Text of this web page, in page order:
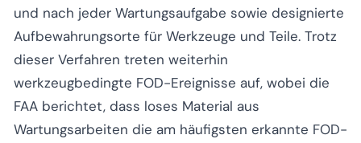
und nach jeder Wartungsaufgabe sowie designierte
Aufbewahrungsorte für Werkzeuge und Teile. Trotz
dieser Verfahren treten weiterhin
werkzeugbedingte FOD-Ereignisse auf, wobei die
FAA berichtet, dass loses Material aus
Wartungsarbeiten die am häufigsten erkannte FOD-